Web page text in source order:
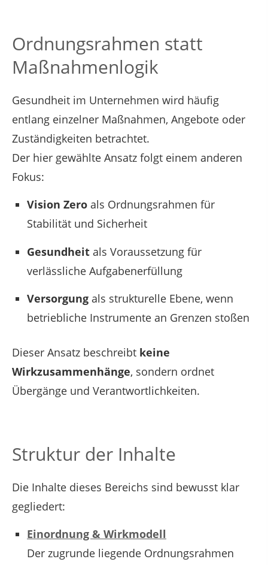
Ordnungsrahmen statt
Maßnahmenlogik
Gesundheit im Unternehmen wird häufig
entlang einzelner Maßnahmen, Angebote oder
Zuständigkeiten betrachtet.
Der hier gewählte Ansatz folgt einem anderen
Fokus:
Vision Zero als Ordnungsrahmen für
Stabilität und Sicherheit
Gesundheit als Voraussetzung für
verlässliche Aufgabenerfüllung
Versorgung als strukturelle Ebene, wenn
betriebliche Instrumente an Grenzen stoßen
Dieser Ansatz beschreibt keine
Wirkzusammenhänge, sondern ordnet
Übergänge und Verantwortlichkeiten.
Struktur der Inhalte
Die Inhalte dieses Bereichs sind bewusst klar
gegliedert:
Einordnung & Wirkmodell
Der zugrunde liegende Ordnungsrahmen